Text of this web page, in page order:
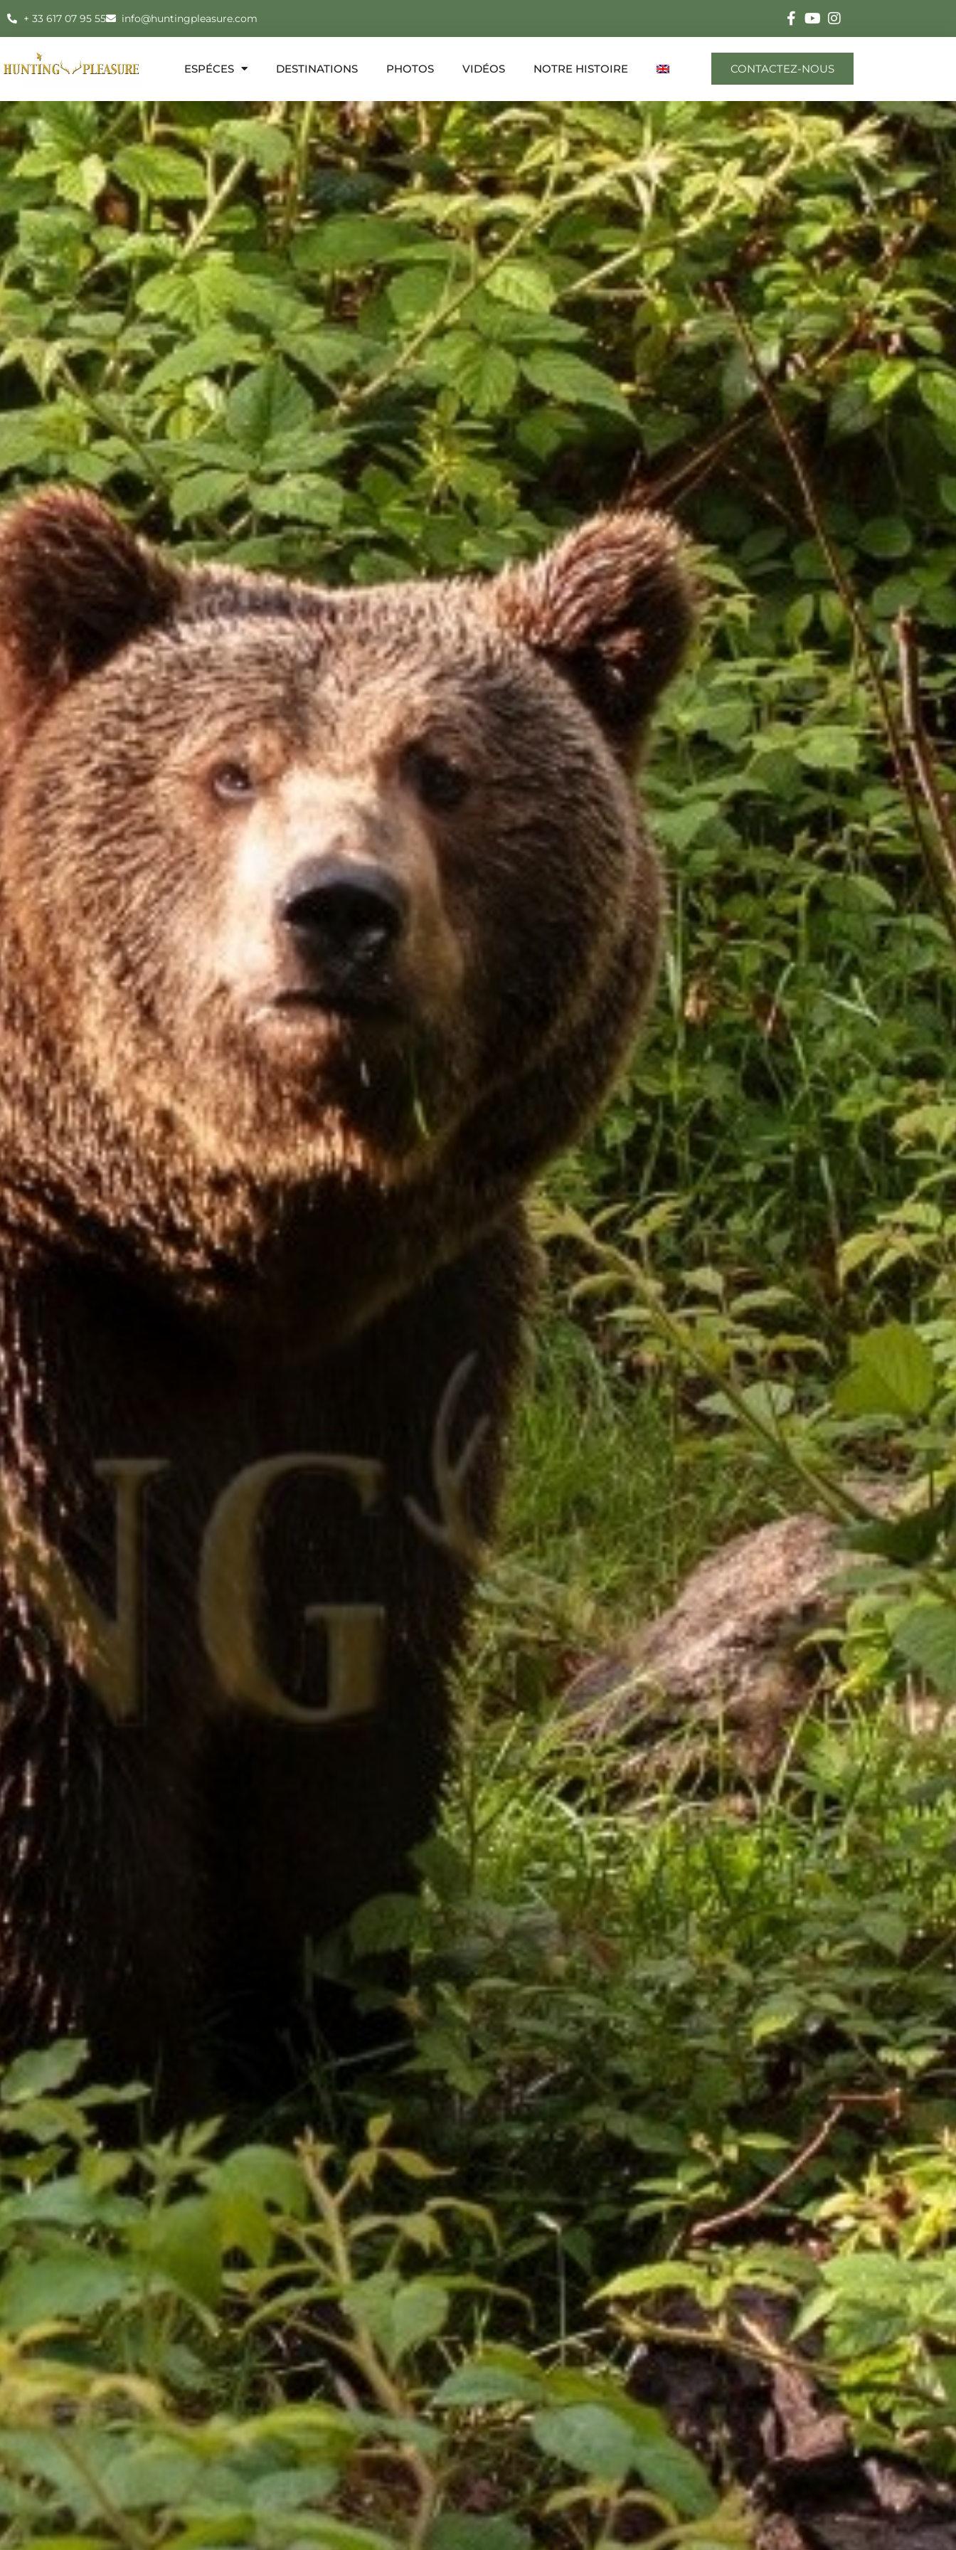
+ 33 617 07 95 55 info@huntingpleasure.com
ESPÉCES DESTINATIONS PHOTOS VIDÉOS NOTRE HISTOIRE CONTACTEZ-NOUS